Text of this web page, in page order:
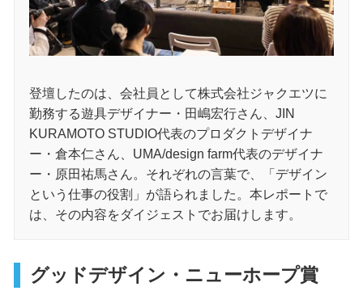
登壇したのは、会社員として株式会社ジャクエツに
勤務する遊具デザイナー・田嶋宏行さん、JIN
KURAMOTO STUDIO代表のプロダクトデザイナ
ー・倉本仁さん、UMA/design farm代表のデザイナ
ー・原田祐馬さん。それぞれの言葉で、「デザイン
という仕事の役割」が語られました。本レポートで
は、その内容をダイジェストでお届けします。
グッドデザイン・ニューホープ賞